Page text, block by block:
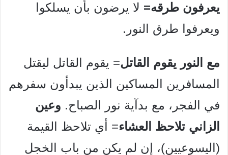
يعرفون طرقه= لا يرضون بأن يسلكوا
ويعرفوا طرق النور.
مع النور يقوم القاتل= يقوم القاتل ليقتل
المسافرين المساكين الذين يبدأون سفرهم
في الفجر، مع بدآية نور الصباح. وعين
الزاني تلاحظ العشاء= أي تلاحظ القيمة
(اليسوعيين)، إن لم يكن من باب الخجل